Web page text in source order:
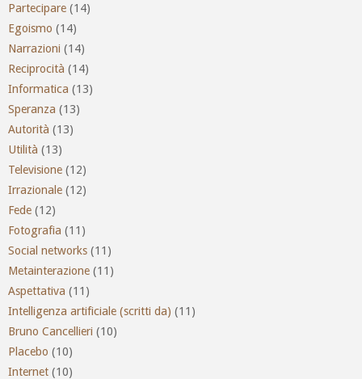
Partecipare (14)
Egoismo (14)
Narrazioni (14)
Reciprocità (14)
Informatica (13)
Speranza (13)
Autorità (13)
Utilità (13)
Televisione (12)
Irrazionale (12)
Fede (12)
Fotografia (11)
Social networks (11)
Metainterazione (11)
Aspettativa (11)
Intelligenza artificiale (scritti da) (11)
Bruno Cancellieri (10)
Placebo (10)
Internet (10)